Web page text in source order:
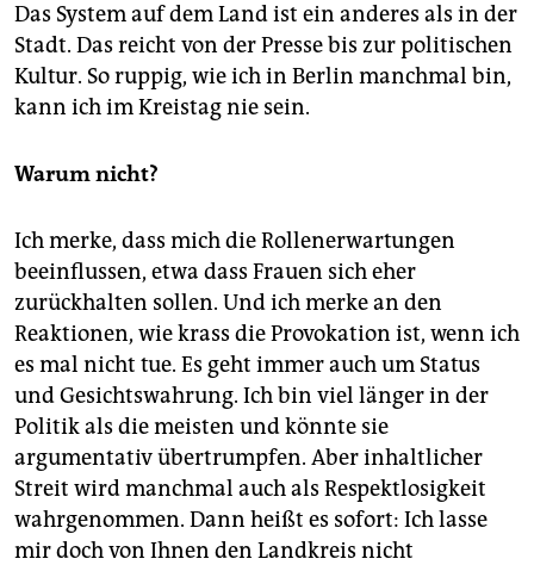
Das System auf dem Land ist ein anderes als in der
Stadt. Das reicht von der Presse bis zur politischen
Kultur. So ruppig, wie ich in Berlin manchmal bin,
kann ich im Kreistag nie sein.
Warum nicht?
Ich merke, dass mich die Rollenerwartungen
beeinflussen, etwa dass Frauen sich eher
zurückhalten sollen. Und ich merke an den
Reaktionen, wie krass die Provokation ist, wenn ich
es mal nicht tue. Es geht immer auch um Status
und Gesichtswahrung. Ich bin viel länger in der
Politik als die meisten und könnte sie
argumentativ übertrumpfen. Aber inhaltlicher
Streit wird manchmal auch als Respektlosigkeit
wahrgenommen. Dann heißt es sofort: Ich lasse
mir doch von Ihnen den Landkreis nicht